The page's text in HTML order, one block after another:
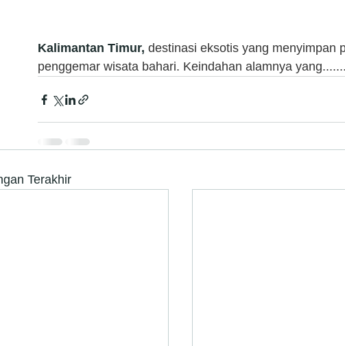
Kalimantan Timur, destinasi eksotis yang menyimpan
penggemar wisata bahari. Keindahan alamnya yang.......
Terakhir